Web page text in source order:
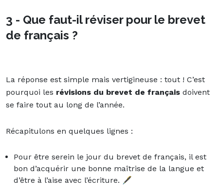
3 - Que faut-il réviser pour le brevet
de français ?
La réponse est simple mais vertigineuse : tout ! C’est
pourquoi les révisions du brevet de français doivent
se faire tout au long de l’année.
Récapitulons en quelques lignes :
Pour être serein le jour du brevet de français, il est
bon d’acquérir une bonne maîtrise de la langue et
d’être à l’aise avec l’écriture. 🖋